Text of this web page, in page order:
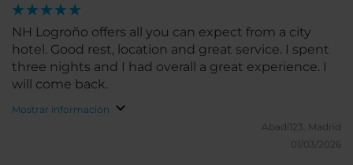
NH Logroño offers all you can expect from a city
hotel. Good rest, location and great service. I spent
three nights and I had overall a great experience. I
will come back.
Mostrar información
Abadi123. Madrid
01/03/2026